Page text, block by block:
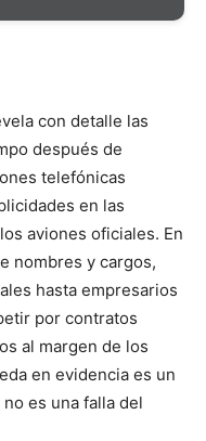
con detalle las
después de
telefónicas
en las
aviones oficiales. En
nombres y cargos,
hasta empresarios
por contratos
al margen de los
en evidencia es un
es una falla del